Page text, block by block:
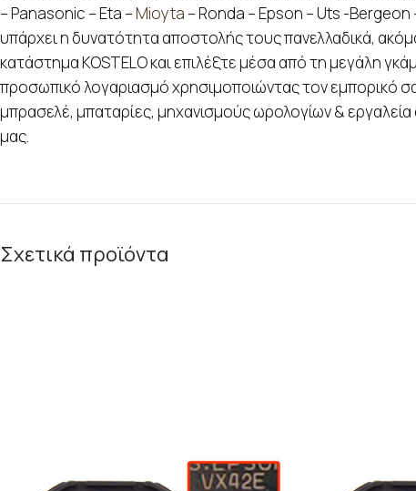
– Panasonic – Eta –Mioyta – Ronda – Epson – Uts -
υπάρχει η δυνατότητα αποστολής τους πανελλαδικά,
κατάστημα KOSTELO και επιλέξτε μέσα από τη μεγάλη
προσωπικό λογαριασμό χρησιμοποιώντας τον εμπορικό
μπρασελέ, μπαταρίες, μηχανισμούς ωρολογίων & εργαλεία
μας.
Σχετικά προϊόντα